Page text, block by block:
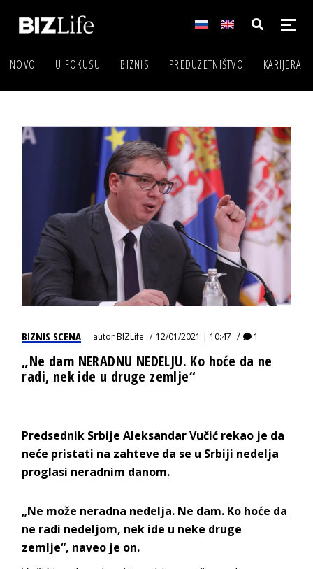
NOVO U FOKUSU BIZNIS PREDUZETNIŠTVO KARIJERA
BIZNIS SCENA autorBIZLife 12/01/2021 | 10:47 1
„Ne dam NERADNU NEDELJU. Ko hoće da ne
radi, nek ide u druge zemlje“
Predsednik Srbije Aleksandar Vučić rekao je da
neće pristati na zahteve da se u Srbiji nedelja
proglasi neradnim danom.
„Ne može neradna nedelja. Ne dam. Ko hoće da
ne radi nedeljom, nek ide u neke druge
zemlje“, naveo je on.